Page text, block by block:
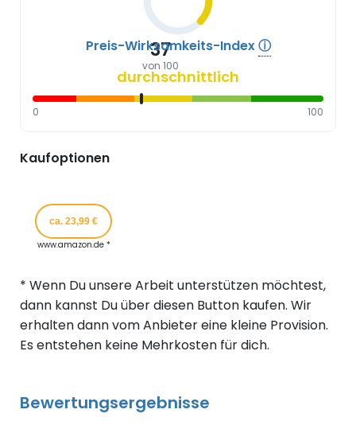
37
von 100
Preis-Wirksamkeits-Indexⓘ
durchschnittlich
0 100
Kaufoptionen
ca. 23,99 €
www.amazon.de *
* Wenn Du unsere Arbeit unterstützen möchtest,
dann kannst Du über diesen Button kaufen. Wir
erhalten dann vom Anbieter eine kleine Provision.
Es entstehen keine Mehrkosten für dich.
Bewertungsergebnisse